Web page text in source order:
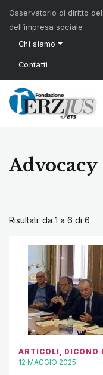
Osservatorio di diritto
dell’impresa sociale
Chi siamo
Contatti
Advocacy
Risultati: da 1 a 6 di 6
ARTICOLI , DICONO
12 MAGGIO 2025